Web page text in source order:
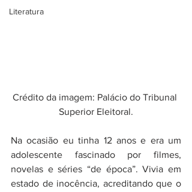
Literatura
Crédito da imagem: Palácio do Tribunal
Superior Eleitoral.
Na ocasião eu tinha 12 anos e era um
adolescente fascinado por filmes,
novelas e séries “de época”. Vivia em
estado de inocência, acreditando que o